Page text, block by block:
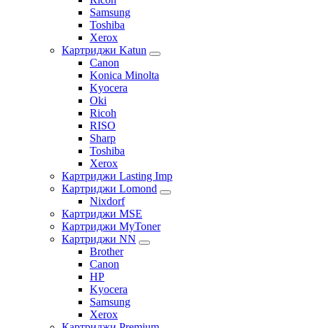
Samsung
Toshiba
Xerox
Картриджи Katun
Canon
Konica Minolta
Kyocera
Oki
Ricoh
RISO
Sharp
Toshiba
Xerox
Картриджи Lasting Imp
Картриджи Lomond
Nixdorf
Картриджи MSE
Картриджи MyToner
Картриджи NN
Brother
Canon
HP
Kyocera
Samsung
Xerox